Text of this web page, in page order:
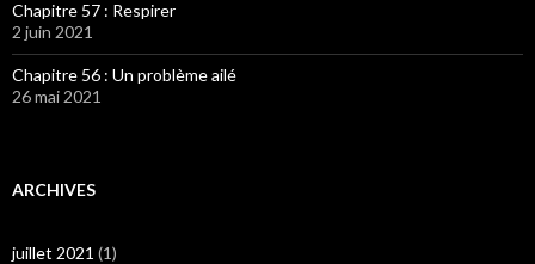
Chapitre 57 : Respirer
2 juin 2021
Chapitre 56 : Un problème ailé
26 mai 2021
ARCHIVES
juillet 2021 (1)